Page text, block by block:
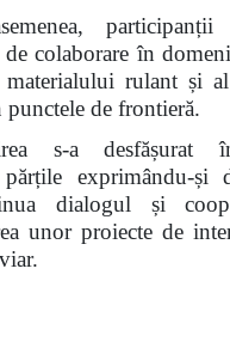
colaborare în
materialului rulant și
de frontieră.
s-a desfășurat
exprimându-și
dialogul și
unor proiecte de